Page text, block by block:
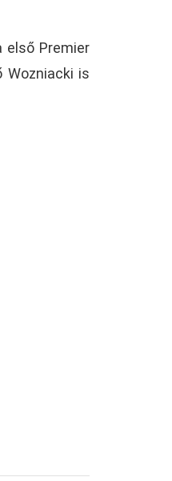
első Premier
Wozniacki is